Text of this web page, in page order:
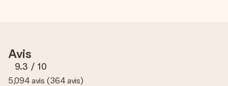
ton cadeau. C'est pourquoi il est important d'utiliser des
photos de haute qualité. Si tu n'es pas sûr de la qualité de ton
image, contacte notre équipe du service clientèle et joins ta
photo au cadeau que tu souhaites commander. Ils pourront
Avis
9.3 / 10
5,094 avis (364 avis)